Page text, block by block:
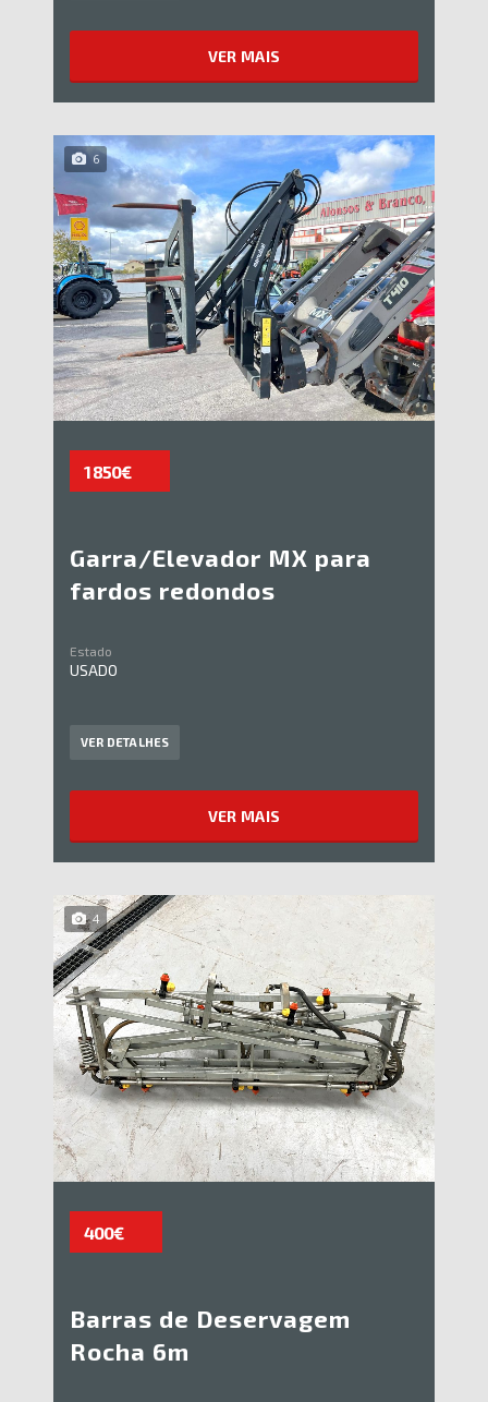
VER MAIS
6
1 850€
Garra/Elevador MX para
fardos redondos
Estado
USADO
VER DETALHES
VER MAIS
4
400€
Barras de Deservagem
Rocha 6m